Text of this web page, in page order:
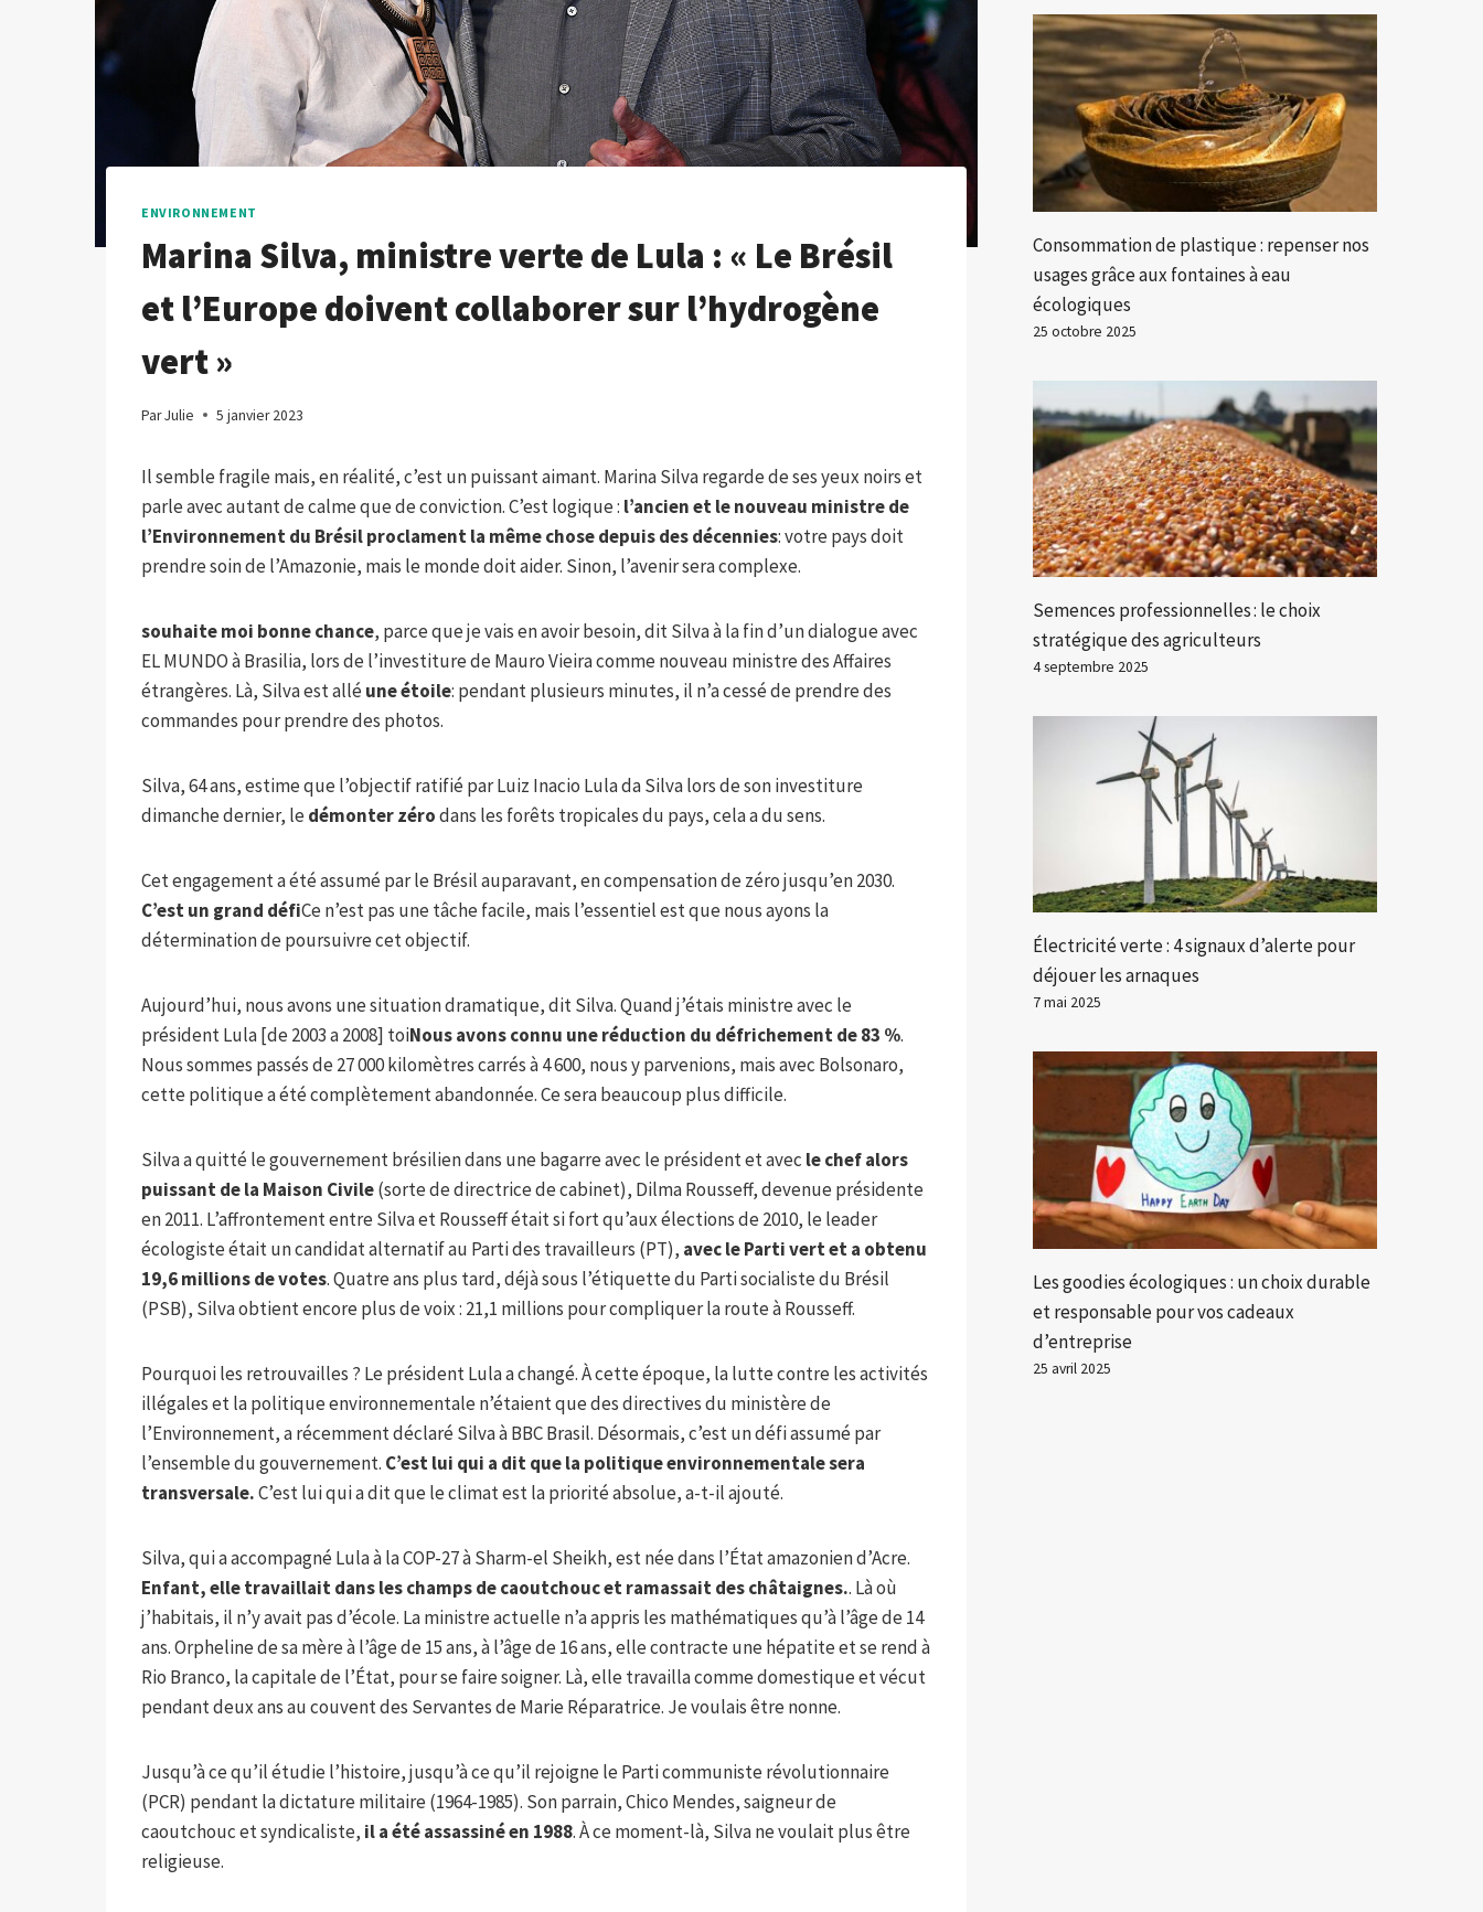
ENVIRONNEMENT
Marina Silva, ministre verte de Lula : « Le Brésil
et l’Europe doivent collaborer sur l’hydrogène
vert »
ParJulie 5 janvier 2023
Il semble fragile mais, en réalité, c’est un puissant aimant. Marina Silva regarde de ses yeux noirs et
parle avec autant de calme que de conviction. C’est logique : l’ancien et le nouveau ministre de
l’Environnement du Brésil proclament la même chose depuis des décennies: votre pays doit
prendre soin de l’Amazonie, mais le monde doit aider. Sinon, l’avenir sera complexe.
souhaite moi bonne chance, parce que je vais en avoir besoin, dit Silva à la fin d’un dialogue avec
EL MUNDO à Brasilia, lors de l’investiture de Mauro Vieira comme nouveau ministre des Affaires
étrangères. Là, Silva est allé une étoile: pendant plusieurs minutes, il n’a cessé de prendre des
commandes pour prendre des photos.
Silva, 64 ans, estime que l’objectif ratifié par Luiz Inacio Lula da Silva lors de son investiture
dimanche dernier, le démonter zérodans les forêts tropicales du pays, cela a du sens.
Cet engagement a été assumé par le Brésil auparavant, en compensation de zéro jusqu’en 2030.
C’est un grand défiCe n’est pas une tâche facile, mais l’essentiel est que nous ayons la
détermination de poursuivre cet objectif.
Aujourd’hui, nous avons une situation dramatique, dit Silva. Quand j’étais ministre avec le
président Lula [de 2003 a 2008] toiNous avons connu une réduction du défrichement de 83 %.
Nous sommes passés de 27 000 kilomètres carrés à 4 600, nous y parvenions, mais avec Bolsonaro,
cette politique a été complètement abandonnée. Ce sera beaucoup plus difficile.
Silva a quitté le gouvernement brésilien dans une bagarre avec le président et avec le chef alors
puissant de la Maison Civile(sorte de directrice de cabinet), Dilma Rousseff, devenue présidente
en 2011. L’affrontement entre Silva et Rousseff était si fort qu’aux élections de 2010, le leader
écologiste était un candidat alternatif au Parti des travailleurs (PT), avec le Parti vert et a obtenu
19,6 millions de votes. Quatre ans plus tard, déjà sous l’étiquette du Parti socialiste du Brésil
(PSB), Silva obtient encore plus de voix : 21,1 millions pour compliquer la route à Rousseff.
Pourquoi les retrouvailles ? Le président Lula a changé. À cette époque, la lutte contre les activités
illégales et la politique environnementale n’étaient que des directives du ministère de
l’Environnement, a récemment déclaré Silva à BBC Brasil. Désormais, c’est un défi assumé par
l’ensemble du gouvernement. C’est lui qui a dit que la politique environnementale sera
transversale.C’est lui qui a dit que le climat est la priorité absolue, a-t-il ajouté.
Silva, qui a accompagné Lula à la COP-27 à Sharm-el Sheikh, est née dans l’État amazonien d’Acre.
Enfant, elle travaillait dans les champs de caoutchouc et ramassait des châtaignes.. Là où
j’habitais, il n’y avait pas d’école. La ministre actuelle n’a appris les mathématiques qu’à l’âge de 14
ans. Orpheline de sa mère à l’âge de 15 ans, à l’âge de 16 ans, elle contracte une hépatite et se rend à
Rio Branco, la capitale de l’État, pour se faire soigner. Là, elle travailla comme domestique et vécut
pendant deux ans au couvent des Servantes de Marie Réparatrice. Je voulais être nonne.
Jusqu’à ce qu’il étudie l’histoire, jusqu’à ce qu’il rejoigne le Parti communiste révolutionnaire
(PCR) pendant la dictature militaire (1964-1985). Son parrain, Chico Mendes, saigneur de
caoutchouc et syndicaliste, il a été assassiné en 1988. À ce moment-là, Silva ne voulait plus être
religieuse.
Consommation de plastique : repenser nos
usages grâce aux fontaines à eau
écologiques
25 octobre 2025
Semences professionnelles : le choix
stratégique des agriculteurs
4 septembre 2025
Électricité verte : 4 signaux d’alerte pour
déjouer les arnaques
7 mai 2025
Les goodies écologiques : un choix durable
et responsable pour vos cadeaux
d’entreprise
25 avril 2025